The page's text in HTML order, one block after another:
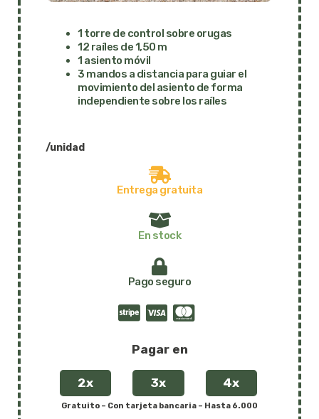
1 torre de control sobre orugas
12 raíles de 1,50 m
1 asiento móvil
3 mandos a distancia para guiar el
movimiento del asiento de forma
independiente sobre los raíles
/unidad
Entrega gratuita
En stock
Pago seguro
Pagar en
2x 3x 4x
Gratuito – Con tarjeta bancaria – Hasta 6.000